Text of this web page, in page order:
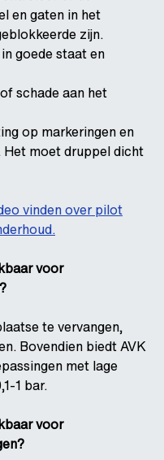
en gaten in het
zijn.
goede staat en
schade aan het
op markeringen en
moet druppel dicht
vinden over pilot
voor
te vervangen,
Bovendien biedt AVK
met lage
1 bar.
voor